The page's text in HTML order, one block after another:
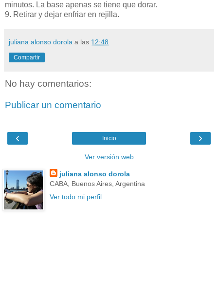
minutos. La base apenas se tiene que dorar.
9. Retirar y dejar enfriar en rejilla.
juliana alonso dorola a las 12:48
Compartir
No hay comentarios:
Publicar un comentario
‹ ›
Inicio
Ver versión web
juliana alonso dorola
CABA, Buenos Aires, Argentina
Ver todo mi perfil